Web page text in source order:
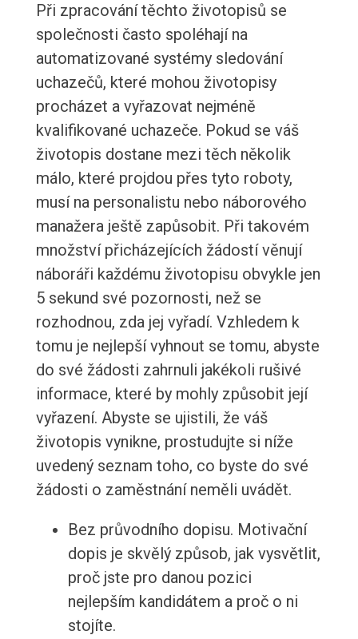
Při zpracování těchto životopisů se
společnosti často spoléhají na
automatizované systémy sledování
uchazečů, které mohou životopisy
procházet a vyřazovat nejméně
kvalifikované uchazeče. Pokud se váš
životopis dostane mezi těch několik
málo, které projdou přes tyto roboty,
musí na personalistu nebo náborového
manažera ještě zapůsobit. Při takovém
množství přicházejících žádostí věnují
náboráři každému životopisu obvykle jen
5 sekund své pozornosti, než se
rozhodnou, zda jej vyřadí. Vzhledem k
tomu je nejlepší vyhnout se tomu, abyste
do své žádosti zahrnuli jakékoli rušivé
informace, které by mohly způsobit její
vyřazení. Abyste se ujistili, že váš
životopis vynikne, prostudujte si níže
uvedený seznam toho, co byste do své
žádosti o zaměstnání neměli uvádět.
Bez průvodního dopisu. Motivační
dopis je skvělý způsob, jak vysvětlit,
proč jste pro danou pozici
nejlepším kandidátem a proč o ni
stojíte.